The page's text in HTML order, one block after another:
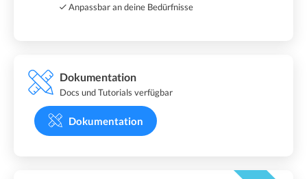
Anpassbar an deine Bedürfnisse
Dokumentation
Docs und Tutorials verfügbar
Dokumentation